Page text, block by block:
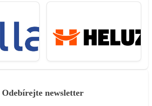
Odebírejte newsletter